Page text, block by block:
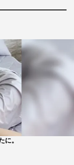
っていて。ドラ
るかもしれませ
るので、きっと
んじゃないかな
ラクターだと捉
初ハルキは唯一
に。